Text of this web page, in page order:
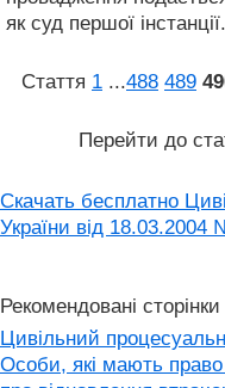
як суд першої інстанції.
Стаття 1 ...488 489
Перейти до
Скачать бесплатно
України від 18.03.2004
Рекомендовані сторінки
Цивільний
Особи, які мають